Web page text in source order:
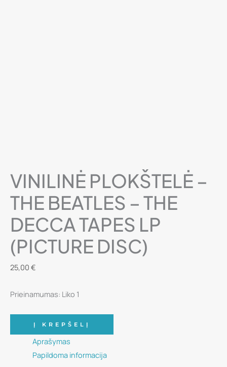
VINILINĖ PLOKŠTELĖ –
THE BEATLES – THE
DECCA TAPES LP
(PICTURE DISC)
25,00 €
Prieinamumas: Liko 1
produkto
kiekis:
Vinilinė
plokštelė
Į KREPŠELĮ
Aprašymas
Papildoma informacija